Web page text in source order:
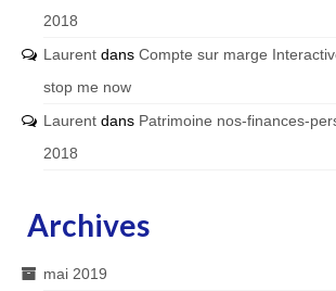
2018
Laurent dans Compte sur marge
stop me now
Laurent dans Patrimoine nos-finances-
2018
Archives
mai 2019